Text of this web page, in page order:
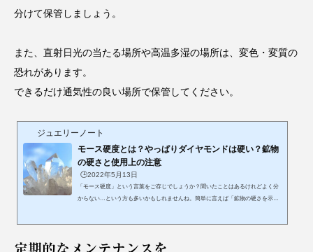
分けて保管しましょう。
また、直射日光の当たる場所や高温多湿の場所は、変色・変質の
恐れがあります。
できるだけ通気性の良い場所で保管してください。
ジュエリーノート
モース硬度とは？やっぱりダイヤモンドは硬い？鉱物
の硬さと使用上の注意
🕒️2022年5月13日
「モース硬度」という言葉をご存じでしょうか？聞いたことはあるけれどよく分
からない…という方も多いかもしれませんね。簡単に言えば「鉱物の硬さを示す
ます。キズが付いた方が柔らかい＝硬度が低いキズを付けた方が硬い＝硬度が高
定期的なメンテナンスを